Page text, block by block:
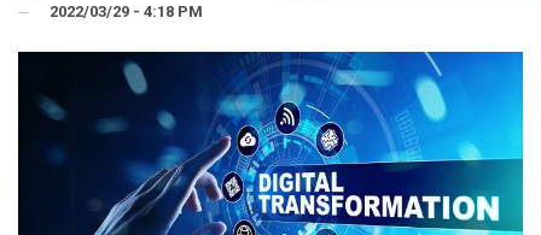
2022/03/29 - 4:18 PM